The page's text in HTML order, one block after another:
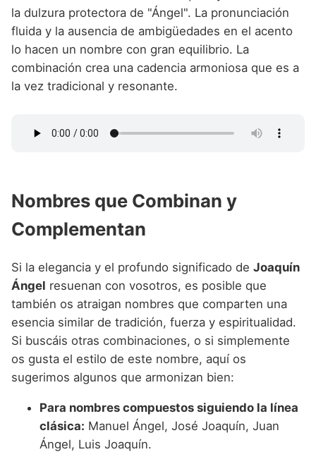
la dulzura protectora de "Ángel". La pronunciación
fluida y la ausencia de ambigüedades en el acento
lo hacen un nombre con gran equilibrio. La
combinación crea una cadencia armoniosa que es a
la vez tradicional y resonante.
Nombres que Combinan y
Complementan
Si la elegancia y el profundo significado de Joaquín
Ángel resuenan con vosotros, es posible que
también os atraigan nombres que comparten una
esencia similar de tradición, fuerza y espiritualidad.
Si buscáis otras combinaciones, o si simplemente
os gusta el estilo de este nombre, aquí os
sugerimos algunos que armonizan bien:
Para nombres compuestos siguiendo la línea
clásica: Manuel Ángel, José Joaquín, Juan
Ángel, Luis Joaquín.